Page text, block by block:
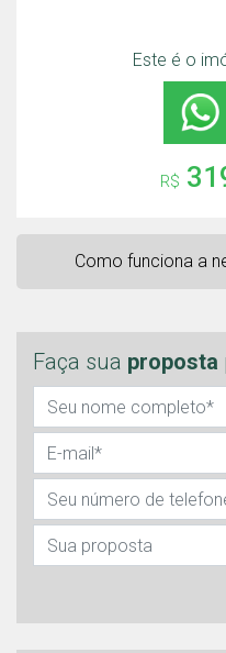
Faça sua proposta
Este é o
R$
Como funciona a